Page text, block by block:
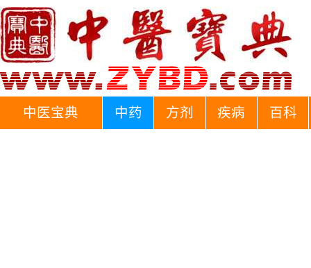
中医宝典 中药 方剂 疾病 百科